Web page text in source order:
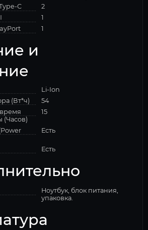
C
2
1
1
и
Li-Ion
(Вт*ч)
54
(Часов)
15
Есть
Есть
Ноутбук, блок питания,
упаковка.